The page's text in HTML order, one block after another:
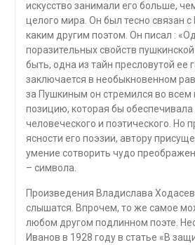
искусство занимали его больше,
целого мира. Он был тесно связан
каким другим поэтом. Он писал :
поразительных свойств
быть, одна из тайн пресловутой ее
заключается в необыкновенном
за Пушкиным он стремился во всем
позицию, которая бы обеспечивала
человеческого и поэтического. Но
ясности его поэзии, автору
умение сотворить чудо
– символа.
Произведения Владислава
слышатся. Впрочем, то же самое
любом другом подлинном поэте.
Иванов в 1928 году в статье «В